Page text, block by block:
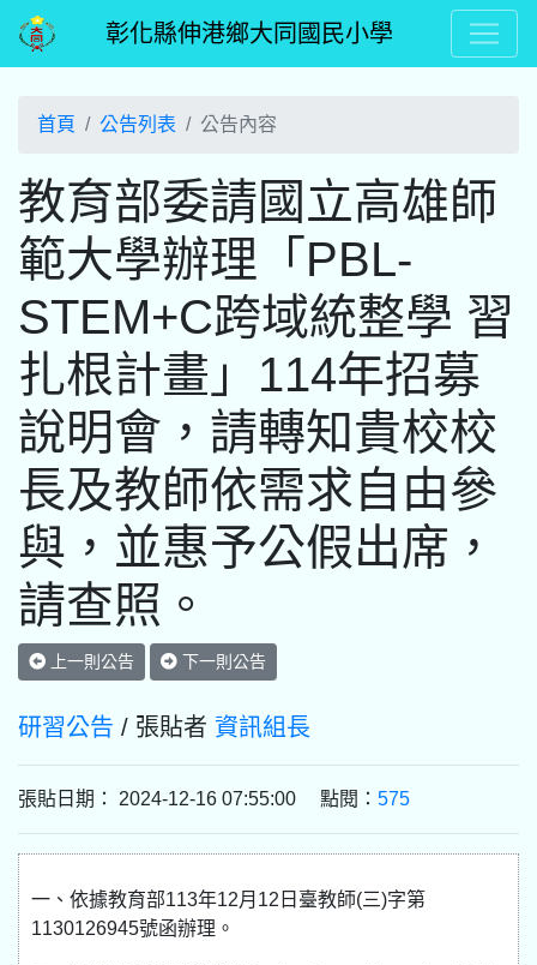
彰化縣伸港鄉大同國民小學
首頁 公告列表 公告內容
教育部委請國立高雄師
範大學辦理「PBL-
STEM+C跨域統整學 習
扎根計畫」114年招募
說明會，請轉知貴校校
長及教師依需求自由參
與，並惠予公假出席，
請查照。
上一則公告 下一則公告
研習公告 / 張貼者 資訊組長
張貼日期： 2024-12-16 07:55:00 點閱： 575
一、依據教育部113年12月12日臺教師(三)字第
1130126945號函辦理。